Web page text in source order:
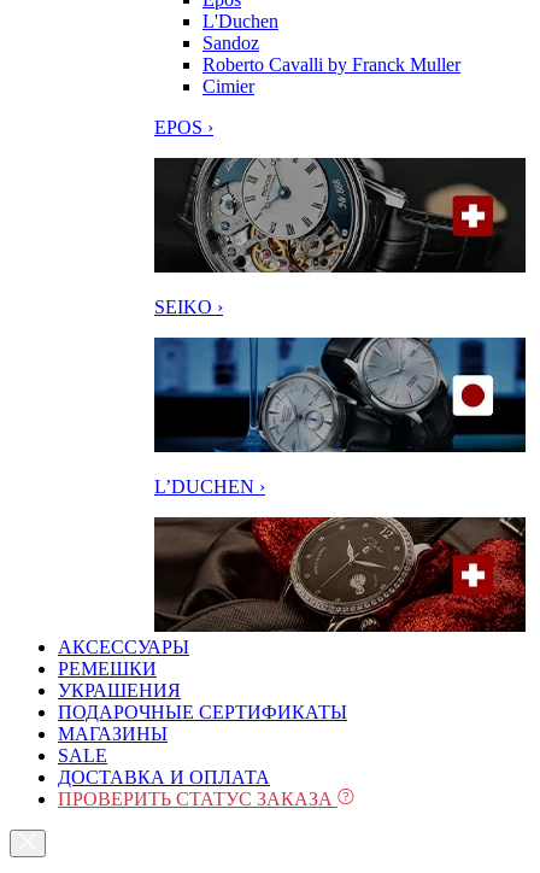
L'Duchen
Sandoz
Roberto Cavalli by Franck Muller
Cimier
EPOS ›
SEIKO ›
L’DUCHEN ›
АКСЕССУАРЫ
РЕМЕШКИ
УКРАШЕНИЯ
ПОДАРОЧНЫЕ СЕРТИФИКАТЫ
МАГАЗИНЫ
SALE
ДОСТАВКА И ОПЛАТА
ПРОВЕРИТЬ СТАТУС ЗАКАЗА